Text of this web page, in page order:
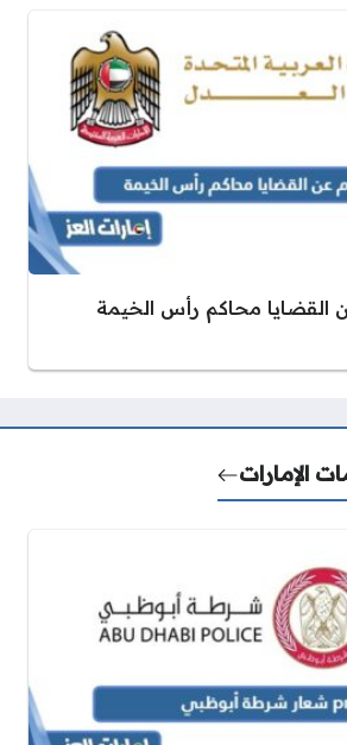
القضايا محاكم رأس الخيمة
الإمارات